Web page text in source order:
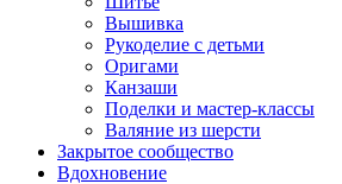
Вышивка
Рукоделие с детьми
Оригами
Канзаши
Поделки и мастер-классы
Валяние из шерсти
Закрытое сообщество
Вдохновение